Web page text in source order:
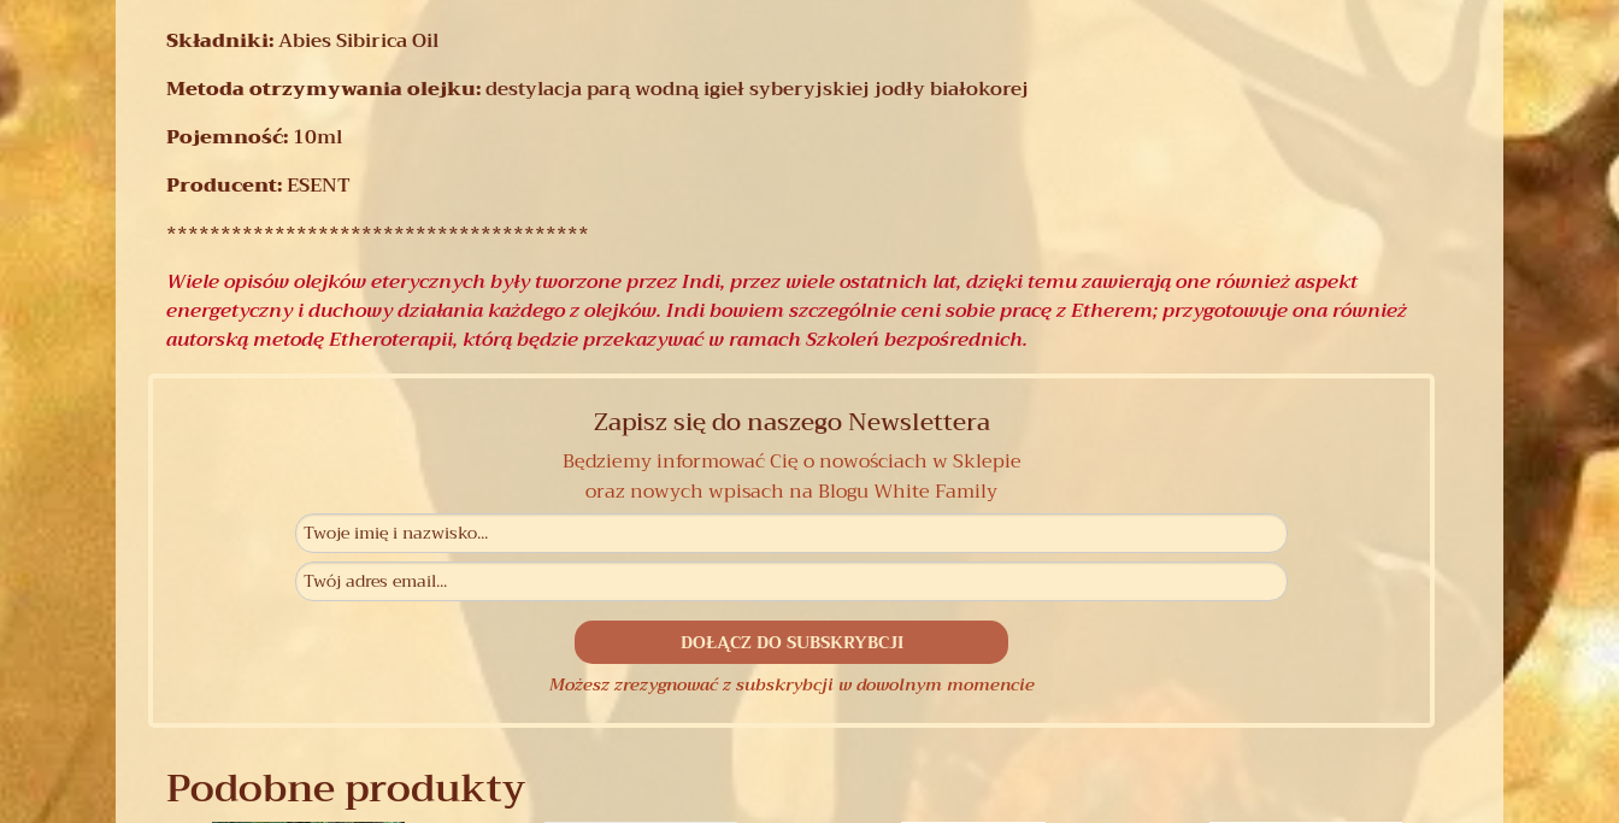
Składniki:Abies Sibirica Oil
Metoda otrzymywania olejku:destylacja parą wodną igieł syberyjskiej jodły białokorej
Pojemność: 10ml
Producent:ESENT
***************************************
Wiele opisów olejków eterycznych były tworzone przez Indi, przez wiele ostatnich lat, dzięki temu zawierają one również aspekt
energetyczny i duchowy działania każdego z olejków. Indi bowiem szczególnie ceni sobie pracę z Etherem; przygotowuje ona również
autorską metodę Etheroterapii, którą będzie przekazywać w ramach Szkoleń bezpośrednich.
Zapisz się do naszego Newslettera
Będziemy informować Cię o nowościach w Sklepie
oraz nowych wpisach na Blogu White Family
Możesz zrezygnować z subskrybcji w dowolnym momencie
Podobne produkty